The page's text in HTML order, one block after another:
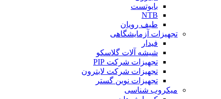
بایوتست
NTB
طیف رویان
تجهیزات آزمایشگاهی
فیدار
شیشه آلات گلاسکو
تجهیزات شرکت PIP
تجهیزات شرکت لابترون
تجهیزات نوین گستر
میکروب شناسی